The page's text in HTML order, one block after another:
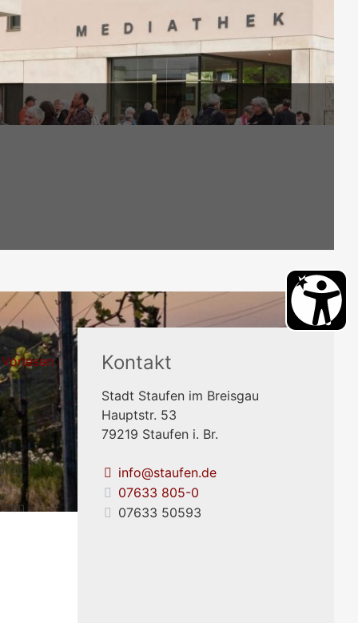
Vorlesen Kontakt
Stadt Staufen im Breisgau
Hauptstr. 53
79219 Staufen i. Br.
info@staufen.de
07633 805-0
07633 50593